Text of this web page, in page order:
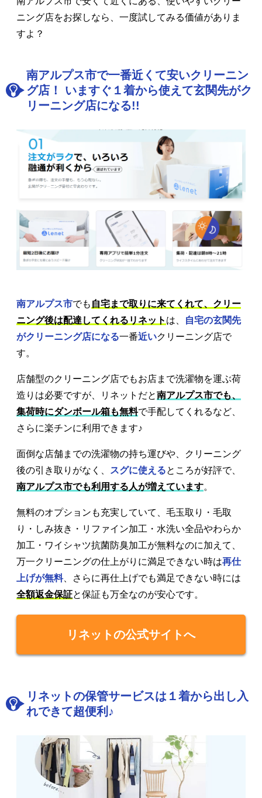
ニング店をお探しなら、一度試してみる価値がありま
すよ？
南アルプス市で一番近くて安いクリーニン
グ店！ いますぐ１着から使えて玄関先がク
リーニング店になる!!
南アルプス市でも 自宅まで取りに来てくれて、クリー
ニング後は配達してくれるリネット は、
自宅の玄関先
がクリーニング店になる一番近いクリーニング店で
す。
店舗型のクリーニング店でもお店まで洗濯物を運ぶ荷
造りは必要ですが、リネットだと南アルプス市でも、
集荷時にダンボール箱も無料で手配してくれるなど、
さらに楽チンに利用できます♪
面倒な店舗までの洗濯物の持ち運びや、クリーニング
後の引き取りがなく、
スグに使えるところが好評で、
南アルプス市でも利用する人が増えています。
無料のオプションも充実していて、毛玉取り・毛取
り・しみ抜き・リファイン加工・水洗い全品やわらか
加工・ワイシャツ抗菌防臭加工が無料なのに加えて、
万一クリーニングの仕上がりに満足できない時は再仕
上げが無料、さらに再仕上げでも満足できない時には
全額返金保証と保証も万全なのが安心です。
リネットの公式サイトへ
リネットの保管サービスは１着から出し入
れできて超便利♪